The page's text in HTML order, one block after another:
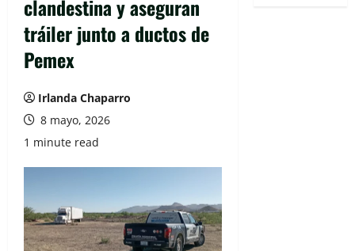
clandestina y aseguran
tráiler junto a ductos de
Pemex
Irlanda Chaparro
8 mayo, 2026
1 minute read